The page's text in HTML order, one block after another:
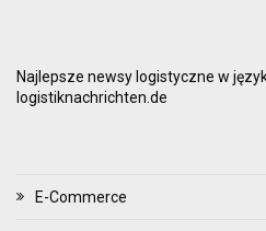
Najlepsze newsy logistyczne w
logistiknachrichten.de
E-Commerce